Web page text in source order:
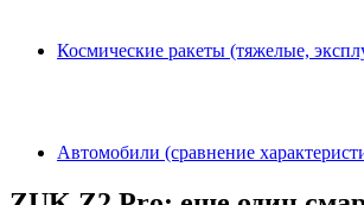
Космические ракеты (тяжелые,
Автомобили (сравнение